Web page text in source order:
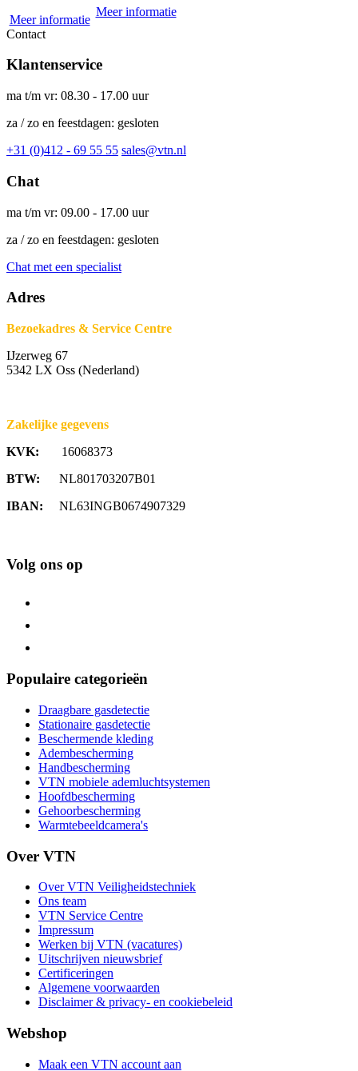
Meer informatie
Meer informatie
Contact
Klantenservice
ma t/m vr: 08.30 - 17.00 uur
za / zo en feestdagen: gesloten
+31 (0)412 - 69 55 55 sales@vtn.nl
Chat
ma t/m vr: 09.00 - 17.00 uur
za / zo en feestdagen: gesloten
Chat met een specialist
Adres
Bezoekadres & Service Centre
IJzerweg 67
5342 LX Oss (Nederland)
Zakelijke gegevens
KVK: 16068373
BTW: NL801703207B01
IBAN: NL63INGB0674907329
Volg ons op
Populaire categorieën
Draagbare gasdetectie
Stationaire gasdetectie
Beschermende kleding
Adembescherming
Handbescherming
VTN mobiele ademluchtsystemen
Hoofdbescherming
Gehoorbescherming
Warmtebeeldcamera's
Over VTN
Over VTN Veiligheidstechniek
Ons team
VTN Service Centre
Impressum
Werken bij VTN (vacatures)
Uitschrijven nieuwsbrief
Certificeringen
Algemene voorwaarden
Disclaimer & privacy- en cookiebeleid
Webshop
Maak een VTN account aan